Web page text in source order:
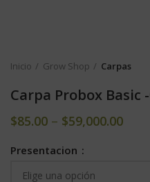
Inicio Grow Shop Carpas
Carpa Probox Basic
$85.00 – $59,000.00
Presentacion